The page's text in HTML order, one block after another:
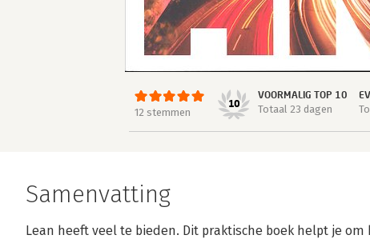
12 stemmen
10
VOORMALIG TOP 10
Totaal 23 dagen
Samenvatting
Lean heeft veel te bieden. Dit praktische boek helpt je